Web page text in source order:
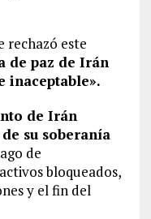
rechazó este
de paz de Irán
inaceptable».
de Irán
su soberanía
de
bloqueados,
y el fin del